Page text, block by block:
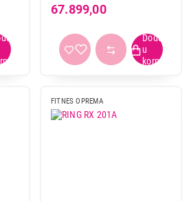
67.899,00
FITNES OPREMA